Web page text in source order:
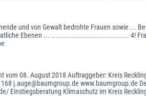
und von Gewalt bedrohte Frauen sowie ...
Ebenen ... ...................................... 4!
vom 08. August 2018 Auftraggeber: Kreis
j.auge@baumgroup.de www.baumgroup.de
Einstiegsberatung Klimaschutz im Kreis